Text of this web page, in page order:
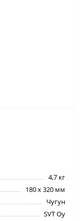
4,7 кг
180 х 320 мм
Чугун
SVT Oy